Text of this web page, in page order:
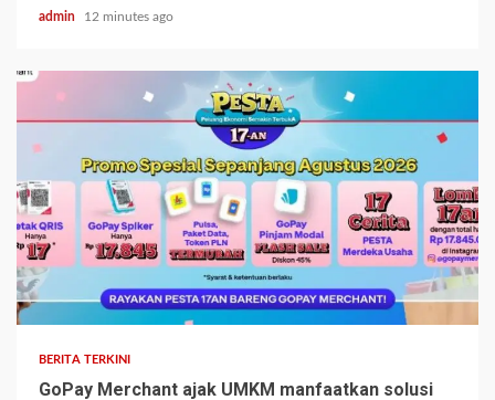
admin 12 minutes ago
BERITA TERKINI
GoPay Merchant ajak UMKM manfaatkan solusi